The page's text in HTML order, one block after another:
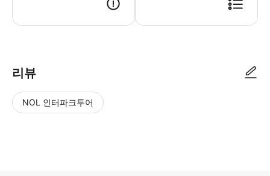
리뷰
NOL 인터파크투어